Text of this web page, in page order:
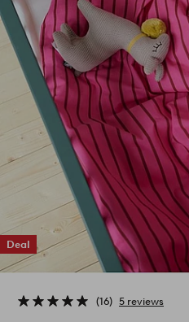
Deal
16 5 reviews